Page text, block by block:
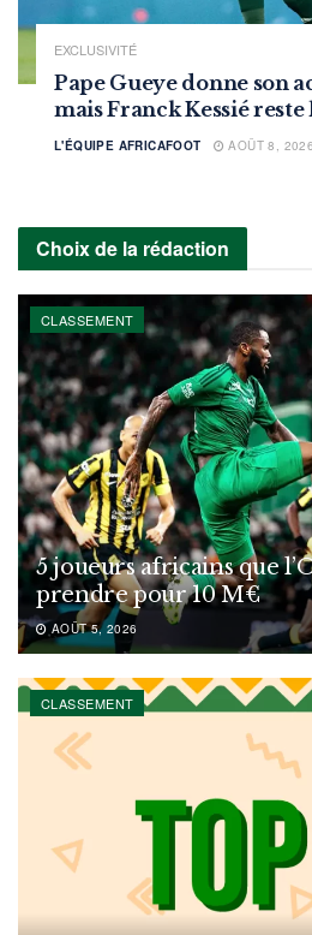
EXCLUSIVITÉ
Pape Gueye donne son
mais Franck Kessié
L'ÉQUIPE AFRICAFOOT AOÛT 8, 2026
Choix de la rédaction
CLASSEMENT
5 joueurs africains que
prendre pour 10 M€
AOÛT 5, 2026
CLASSEMENT